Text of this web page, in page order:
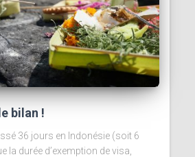
bilan !
36 jours en Indonésie (soit 6
la durée d’exemption de visa,